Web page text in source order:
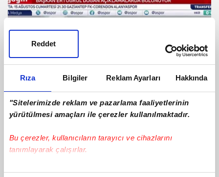
Rıza Bilgiler Reklam Ayarları Hakkında
"Sitelerimizde reklam ve pazarlama faaliyetlerinin
yürütülmesi amaçları ile çerezler kullanılmaktadır.
Bu çerezler, kullanıcıların tarayıcı ve cihazlarını
tanımlayarak çalışırlar.
Bu çerezlere izin vermeniz halinde sizlere özel
Reddet